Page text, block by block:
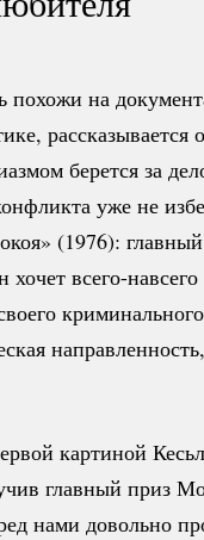
похожи на
берется за
уже не
(1976):
хочет всего-навсего
картиной
главный приз
нами довольно